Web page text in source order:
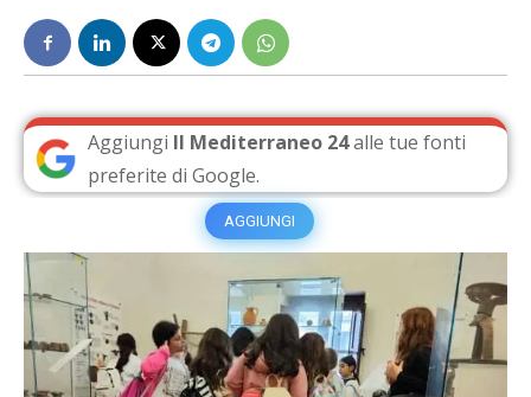
Aggiungi Il Mediterraneo 24alle tue fonti
preferite di Google.
AGGIUNGI